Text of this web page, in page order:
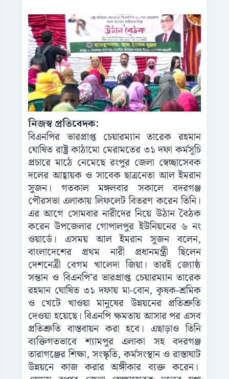
নিজস্ব প্রতিবেদক:
বিএনপির ভারপ্রাপ্ত চেয়ারম্যান তারেক রহমান
ঘোষিত রাষ্ট্র কাঠামো মেরামতের ৩১ দফা কর্মসূচি
প্রচারে মাঠে নেমেছে রংপুর জেলা স্বেচ্ছাসেবক
দলের আহ্বায়ক ও সাবেক ছাত্রনেতা আল ইমরান
সুজন। গতকাল মঙ্গলবার সকালে বদরগঞ্জ
পৌরসভা এলাকায় লিফলেট বিতরণ করেন তিনি।
এর আগে সোমবার নারীদের নিয়ে উঠান বৈঠক
করেন উপজেলার গোপালপুর ইউনিয়নের ৬ নং
ওয়ার্ডে। এসময় আল ইমরান সুজন বলেন,
বাংলাদেশের প্রথম নারী প্রধানমন্ত্রী ছিলেন
দেশনেত্রী বেগম খালেদা জিয়া। তারই জ্যোষ্ঠ
সন্তান ও বিএনপি’র ভারপ্রাপ্ত চেয়ারম্যান তারেক
রহমান ঘোষিত ৩১ দফায় মা-বোন, কৃষক-শ্রমিক
ও খেটে খাওয়া মানুষের উন্নয়নের প্রতিশ্রুতি
দেওয়া হয়েছে। বিএনপি ক্ষমতায় আসার পর এসব
প্রতিশ্রুতি বাস্তবায়ন করা হবে। এছাড়াও তিনি
ব্যক্তিগতভাবে শ্যামপুর এলাকা সহ বদরগঞ্জ
তারাগঞ্জের শিক্ষা, সংস্কৃতি, কর্মসংস্থান ও রাস্তাঘাট
উন্নয়নে কাজ করার অঙ্গীকার ব্যক্ত করেন।